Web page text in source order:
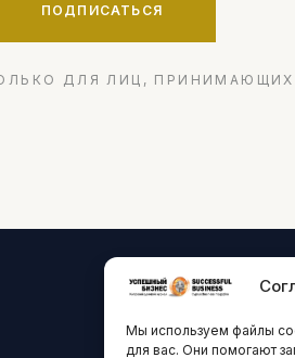
Мы используем файлы
для вас. Они помогают
ПОДПИСАТЬСЯ
ДЛЯ ЛИЦ, ПРИНИМАЮЩИХ
ТЕХНОЛОГИИ
ИННОВАЦИИ